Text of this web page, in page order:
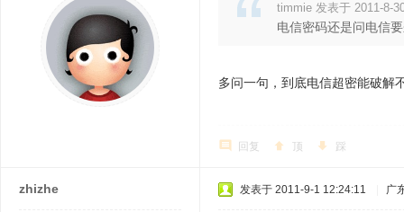
timmie 发表于 2011-8-
电信密码还是问电信
多问一句，到底电信超密能破解
回复 顶 踩
zhizhe 发表于 2011-9-1 12:24:11 广